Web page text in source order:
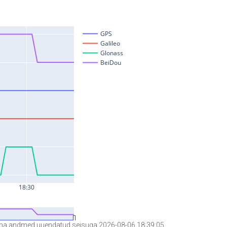
andmed uuendatud seisuga 2026-08-06 18:39:05